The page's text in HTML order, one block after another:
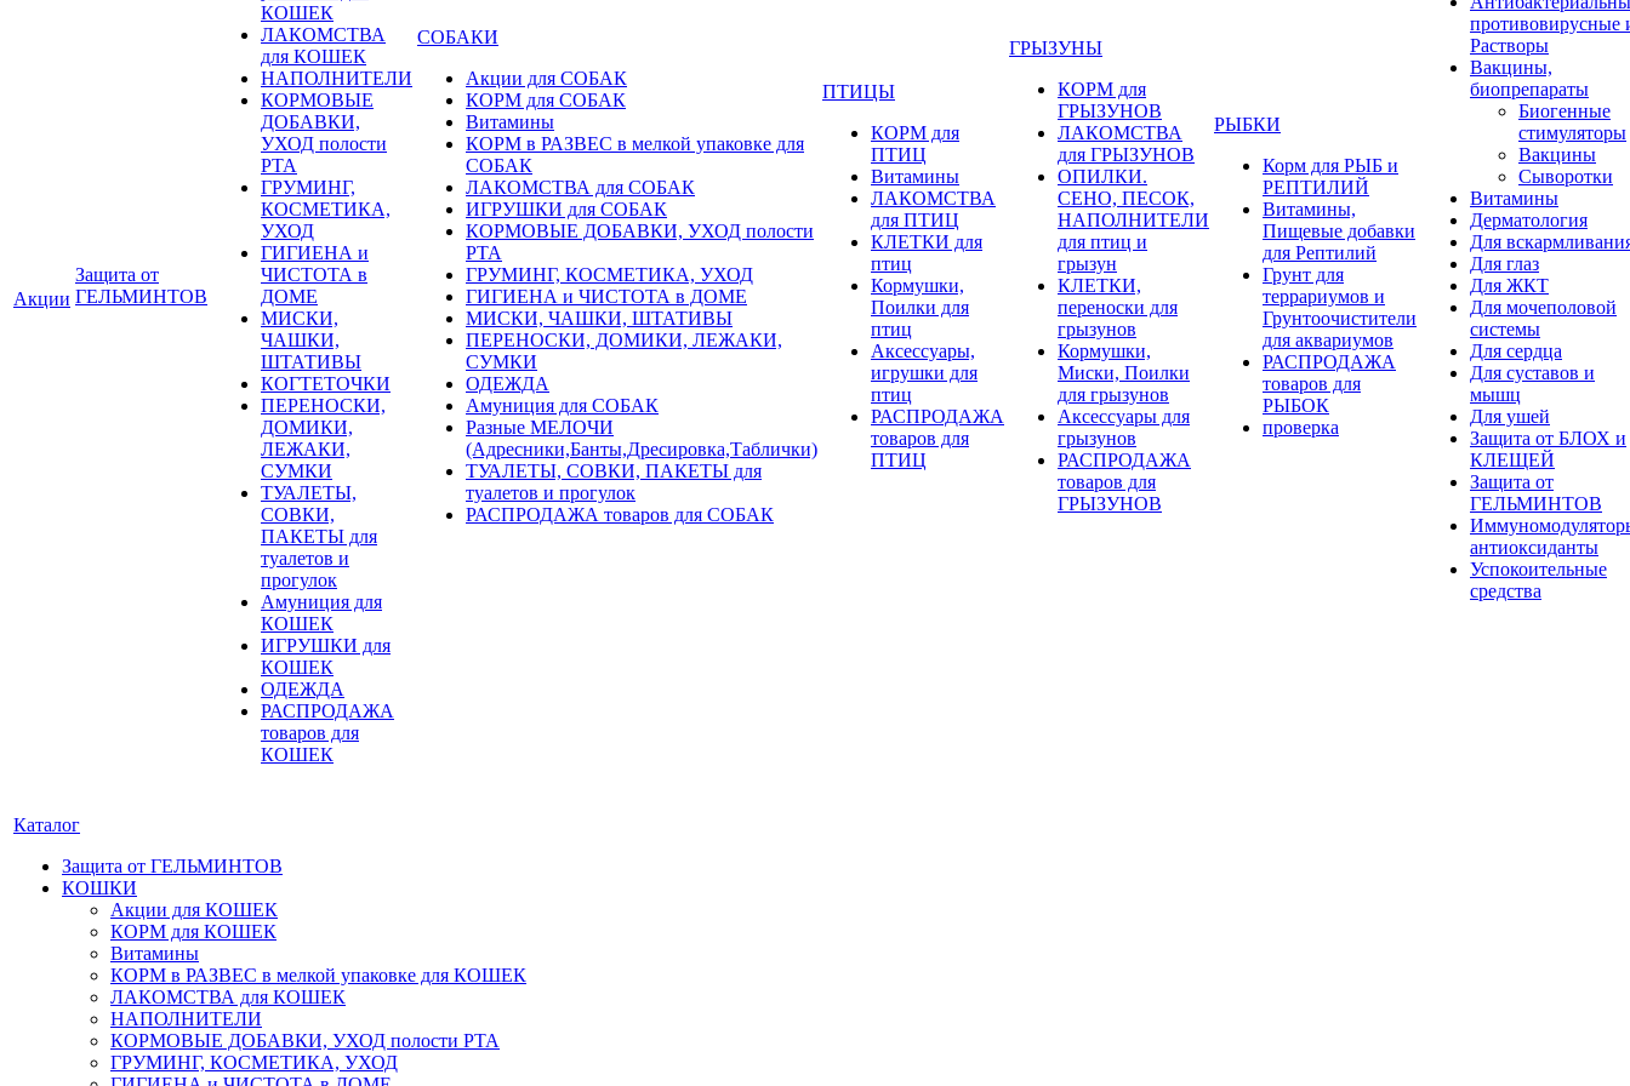
Акции
Защита от
ГЕЛЬМИНТОВ
КОШЕК
ЛАКОМСТВА
для КОШЕК
НАПОЛНИТЕЛИ
КОРМОВЫЕ
ДОБАВКИ,
УХОД полости
РТА
ГРУМИНГ,
КОСМЕТИКА,
УХОД
ГИГИЕНА и
ЧИСТОТА в
ДОМЕ
МИСКИ,
ЧАШКИ,
ШТАТИВЫ
КОГТЕТОЧКИ
ПЕРЕНОСКИ,
ДОМИКИ,
ЛЕЖАКИ,
СУМКИ
ТУАЛЕТЫ,
СОВКИ,
ПАКЕТЫ для
туалетов и
прогулок
Амуниция для
КОШЕК
ИГРУШКИ для
КОШЕК
ОДЕЖДА
РАСПРОДАЖА
товаров для
КОШЕК
СОБАКИ
Акции для СОБАК
КОРМ для СОБАК
Витамины
КОРМ в РАЗВЕС в мелкой упаковке для
СОБАК
ЛАКОМСТВА для СОБАК
ИГРУШКИ для СОБАК
КОРМОВЫЕ ДОБАВКИ, УХОД полости
РТА
ГРУМИНГ, КОСМЕТИКА, УХОД
ГИГИЕНА и ЧИСТОТА в ДОМЕ
МИСКИ, ЧАШКИ, ШТАТИВЫ
ПЕРЕНОСКИ, ДОМИКИ, ЛЕЖАКИ,
СУМКИ
ОДЕЖДА
Амуниция для СОБАК
Разные МЕЛОЧИ
(Адресники,Банты,Дресировка,Таблички)
ТУАЛЕТЫ, СОВКИ, ПАКЕТЫ для
туалетов и прогулок
РАСПРОДАЖА товаров для СОБАК
ПТИЦЫ
КОРМ для
ПТИЦ
Витамины
ЛАКОМСТВА
для ПТИЦ
КЛЕТКИ для
птиц
Кормушки,
Поилки для
птиц
Аксессуары,
игрушки для
птиц
РАСПРОДАЖА
товаров для
ПТИЦ
ГРЫЗУНЫ
КОРМ для
ГРЫЗУНОВ
ЛАКОМСТВА
для ГРЫЗУНОВ
ОПИЛКИ.
СЕНО, ПЕСОК,
НАПОЛНИТЕЛИ
для птиц и
грызун
КЛЕТКИ,
переноски для
грызунов
Кормушки,
Миски, Поилки
для грызунов
Аксессуары для
грызунов
РАСПРОДАЖА
товаров для
ГРЫЗУНОВ
РЫБКИ
Корм для РЫБ и
РЕПТИЛИЙ
Витамины,
Пищевые добавки
для Рептилий
Грунт для
террариумов и
Грунтоочистители
для аквариумов
РАСПРОДАЖА
товаров для
РЫБОК
проверка
противовирусные
Растворы
Вакцины,
биопрепараты
Биогенные
стимуляторы
Вакцины
Сыворотки
Витамины
Дерматология
Для
Для глаз
Для ЖКТ
Для мочеполовой
системы
Для сердца
Для суставов и
мышц
Для ушей
Защита от БЛОХ и
КЛЕЩЕЙ
Защита от
ГЕЛЬМИНТОВ
антиоксиданты
Успокоительные
средства
Каталог
Защита от ГЕЛЬМИНТОВ
КОШКИ
Акции для КОШЕК
КОРМ для КОШЕК
Витамины
КОРМ в РАЗВЕС в мелкой упаковке для КОШЕК
ЛАКОМСТВА для КОШЕК
НАПОЛНИТЕЛИ
КОРМОВЫЕ ДОБАВКИ, УХОД полости РТА
ГРУМИНГ, КОСМЕТИКА, УХОД